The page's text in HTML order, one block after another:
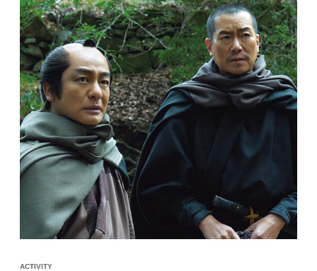
ACTIVITY